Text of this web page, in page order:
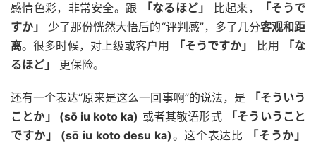
感情色彩，非常安全。跟
「なるほど」 比起来，
「そうで
すか」
少了那份恍然大悟后的“评判感”，多了几分客观和距
离。很多时候，对上级或客户用 「そうですか」 比用
「な
るほど」
更保险。
还有一个表达“原来是这么一回事啊”的说法，是
「そういう
ことか」 (sō iu koto ka) 或者其敬语形式
「そういうこと
ですか」 (sō iu koto desu ka)。这个表达比
「そうか」